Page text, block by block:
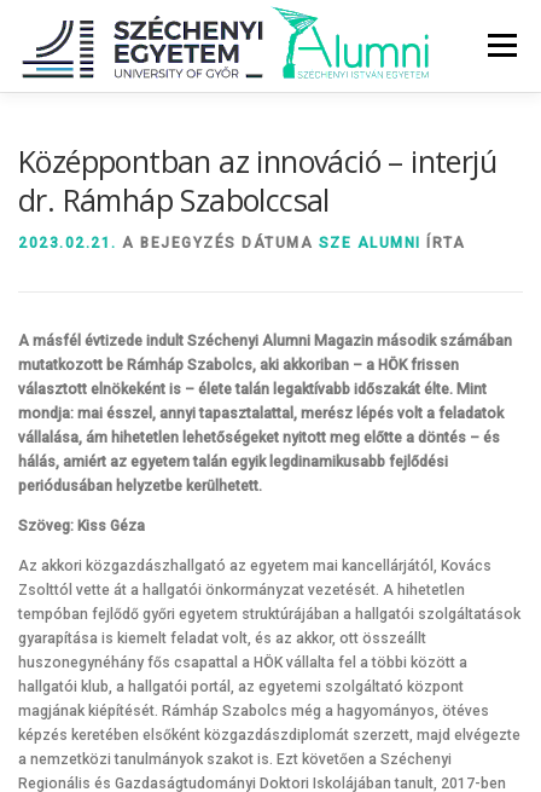
tartalomhoz
Menü
DIPLOMÁN TÚL
Középpontban az innováció – interjú
dr. Rámháp Szabolccsal
2023.02.21. A BEJEGYZÉS DÁTUMA SZE ALUMNI ÍRTA
A másfél évtizede indult Széchenyi Alumni Magazin második számában
mutatkozott be Rámháp Szabolcs, aki akkoriban – a HÖK frissen
választott elnökeként is – élete talán legaktívabb időszakát élte. Mint
mondja: mai ésszel, annyi tapasztalattal, merész lépés volt a feladatok
vállalása, ám hihetetlen lehetőségeket nyitott meg előtte a döntés – és
hálás, amiért az egyetem talán egyik legdinamikusabb fejlődési
periódusában helyzetbe kerülhetett.
Szöveg: Kiss Géza
Az akkori közgazdászhallgató az egyetem mai kancellárjától, Kovács
Zsolttól vette át a hallgatói önkormányzat vezetését. A hihetetlen
tempóban fejlődő győri egyetem struktúrájában a hallgatói szolgáltatások
gyarapítása is kiemelt feladat volt, és az akkor, ott összeállt
huszonegynéhány fős csapattal a HÖK vállalta fel a többi között a
hallgatói klub, a hallgatói portál, az egyetemi szolgáltató központ
magjának kiépítését. Rámháp Szabolcs még a hagyományos, ötéves
képzés keretében elsőként közgazdászdiplomát szerzett, majd elvégezte
a nemzetközi tanulmányok szakot is. Ezt követően a Széchenyi
Regionális és Gazdaságtudományi Doktori Iskolájában tanult, 2017-ben